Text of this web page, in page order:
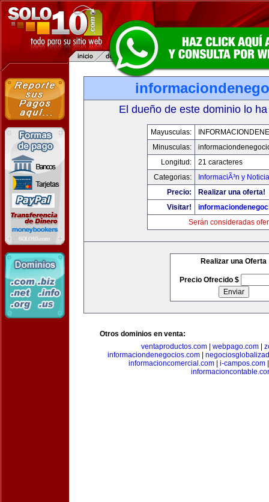
El dueño de este dominio lo
Mayusculas:
Minusculas:
Longitud:
21 caracteres
Categorias:
InformaciÃ³n y
Precio:
Realizar una oferta!
Visitar!
Serán consideradas
Realizar una Oferta
Precio Ofrecido $
Otros dominios en venta:
ventaproductos.com
webpago.com
informaciondenegocios.com|
informacioncomercial.com| i-campos.com